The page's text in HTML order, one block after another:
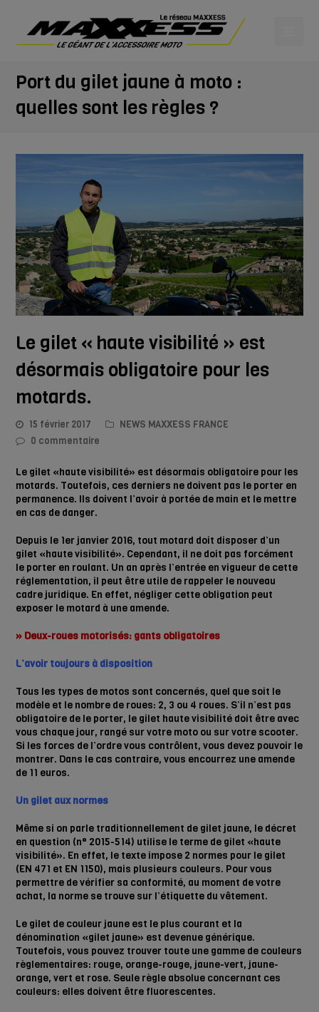
Port du gilet jaune à moto :
quelles sont les règles ?
Le gilet « haute visibilité » est
désormais obligatoire pour les
motards.
15 février 2017
NEWS MAXXESS FRANCE
0 commentaire
Le gilet «haute visibilité» est désormais obligatoire pour les
motards. Toutefois, ces derniers ne doivent pas le porter en
permanence. Ils doivent l’avoir à portée de main et le mettre
en cas de danger.
Depuis le 1er janvier 2016, tout motard doit disposer d’un
gilet «haute visibilité». Cependant, il ne doit pas forcément
le porter en roulant. Un an après l’entrée en vigueur de cette
réglementation, il peut être utile de rappeler le nouveau
cadre juridique. En effet, négliger cette obligation peut
exposer le motard à une amende.
» Deux-roues motorisés: gants obligatoires
L’avoir toujours à disposition
Tous les types de motos sont concernés, quel que soit le
modèle et le nombre de roues: 2, 3 ou 4 roues. S’il n’est pas
obligatoire de le porter, le gilet haute visibilité doit être avec
vous chaque jour, rangé sur votre moto ou sur votre scooter.
Si les forces de l’ordre vous contrôlent, vous devez pouvoir le
montrer. Dans le cas contraire, vous encourrez une amende
de 11 euros.
Un gilet aux normes
Même si on parle traditionnellement de gilet jaune, le décret
en question (n° 2015-514) utilise le terme de gilet «haute
visibilité». En effet, le texte impose 2 normes pour le gilet
(EN 471 et EN 1150), mais plusieurs couleurs. Pour vous
permettre de vérifier sa conformité, au moment de votre
achat, la norme se trouve sur l’étiquette du vêtement.
Le gilet de couleur jaune est le plus courant et la
dénomination «gilet jaune» est devenue générique.
Toutefois, vous pouvez trouver toute une gamme de couleurs
règlementaires: rouge, orange-rouge, jaune-vert, jaune-
orange, vert et rose. Seule règle absolue concernant ces
couleurs: elles doivent être fluorescentes.